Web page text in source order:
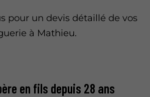
pour un devis détaillé de vos
à Mathieu.
en fils depuis 28 ans